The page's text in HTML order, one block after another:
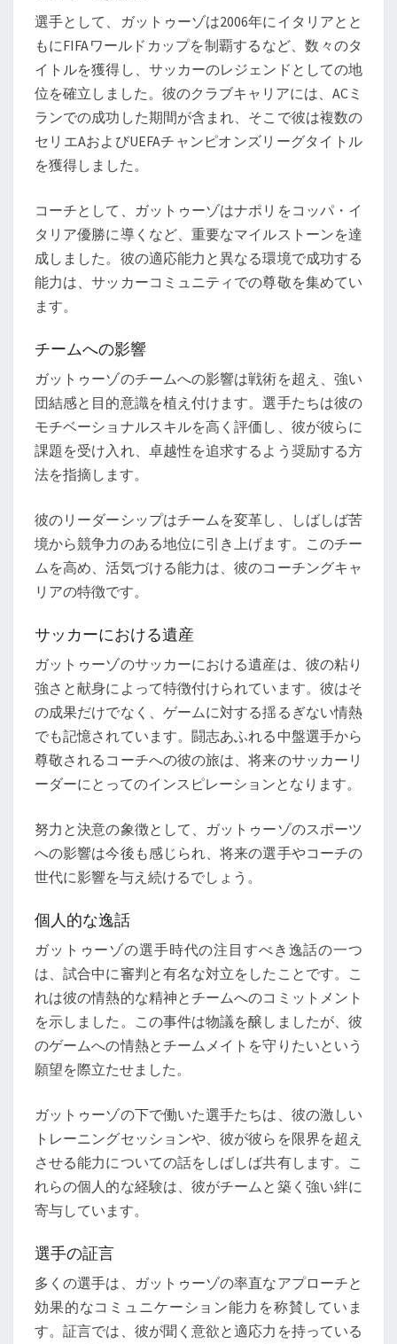
選手として、ガットゥーゾは2006年にイタリアとと
もにFIFAワールドカップを制覇するなど、数々のタ
イトルを獲得し、サッカーのレジェンドとしての地
位を確立しました。彼のクラブキャリアには、ACミ
ランでの成功した期間が含まれ、そこで彼は複数の
セリエAおよびUEFAチャンピオンズリーグタイトル
を獲得しました。
コーチとして、ガットゥーゾはナポリをコッパ・イ
タリア優勝に導くなど、重要なマイルストーンを達
成しました。彼の適応能力と異なる環境で成功する
能力は、サッカーコミュニティでの尊敬を集めてい
ます。
チームへの影響
ガットゥーゾのチームへの影響は戦術を超え、強い
団結感と目的意識を植え付けます。選手たちは彼の
モチベーショナルスキルを高く評価し、彼が彼らに
課題を受け入れ、卓越性を追求するよう奨励する方
法を指摘します。
彼のリーダーシップはチームを変革し、しばしば苦
境から競争力のある地位に引き上げます。このチー
ムを高め、活気づける能力は、彼のコーチングキャ
リアの特徴です。
サッカーにおける遺産
ガットゥーゾのサッカーにおける遺産は、彼の粘り
強さと献身によって特徴付けられています。彼はそ
の成果だけでなく、ゲームに対する揺るぎない情熱
でも記憶されています。闘志あふれる中盤選手から
尊敬されるコーチへの彼の旅は、将来のサッカーリ
ーダーにとってのインスピレーションとなります。
努力と決意の象徴として、ガットゥーゾのスポーツ
への影響は今後も感じられ、将来の選手やコーチの
世代に影響を与え続けるでしょう。
個人的な逸話
ガットゥーゾの選手時代の注目すべき逸話の一つ
は、試合中に審判と有名な対立をしたことです。こ
れは彼の情熱的な精神とチームへのコミットメント
を示しました。この事件は物議を醸しましたが、彼
のゲームへの情熱とチームメイトを守りたいという
願望を際立たせました。
ガットゥーゾの下で働いた選手たちは、彼の激しい
トレーニングセッションや、彼が彼らを限界を超え
させる能力についての話をしばしば共有します。こ
れらの個人的な経験は、彼がチームと築く強い絆に
寄与しています。
選手の証言
多くの選手は、ガットゥーゾの率直なアプローチと
効果的なコミュニケーション能力を称賛していま
す。証言では、彼が聞く意欲と適応力を持っている